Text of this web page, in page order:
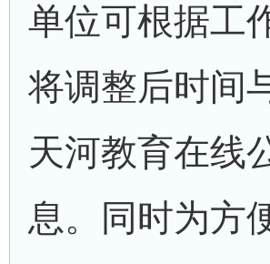
单位可根据工
将调整后时间
天河教育在线
息。同时为方